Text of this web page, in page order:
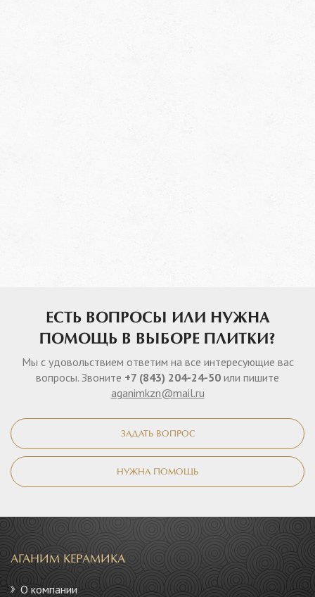
ЕСТЬ ВОПРОСЫ ИЛИ НУЖНА
ПОМОЩЬ В ВЫБОРЕ ПЛИТКИ?
Мы с удовольствием ответим на все интересующие вас
вопросы. Звоните +7 (843) 204-24-50 или пишите
aganimkzn@mail.ru
ЗАДАТЬ ВОПРОС
НУЖНА ПОМОЩЬ
АГАНИМ КЕРАМИКА
О компании